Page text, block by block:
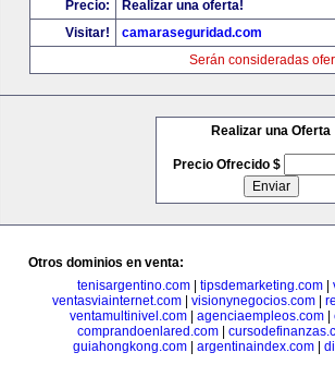
Precio:
Realizar una oferta!
Visitar!
camaraseguridad.com
Serán consideradas
Realizar una Oferta
Precio Ofrecido $
Otros dominios en venta:
tenisargentino.com
tipsdemarketing.com
ventasviainternet.com
visionynegocios.com
ventamultinivel.com| agenciaempleos.com|
comprandoenlared.com|
guiahongkong.com| argentinaindex.com|